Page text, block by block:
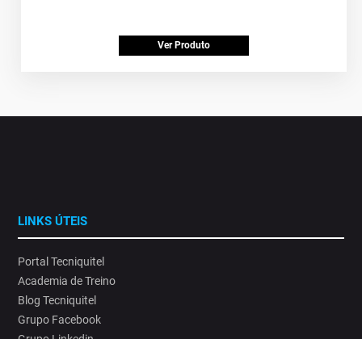
Ver Produto
LINKS ÚTEIS
Portal Tecniquitel
Academia de Treino
Blog Tecniquitel
Grupo Facebook